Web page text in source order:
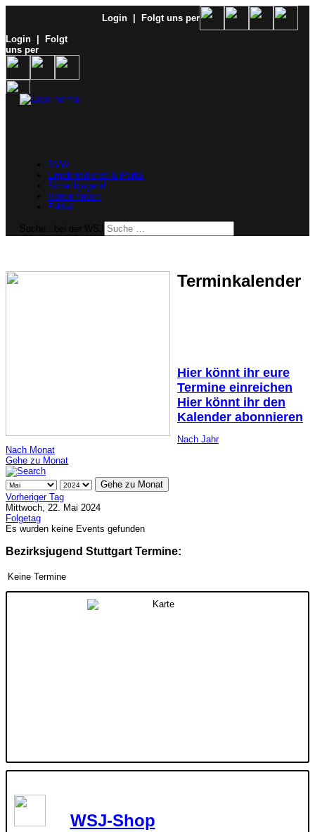
Login
| Folgt uns per
Login
| Folgt
uns per
SVW
Ergebnisdienst & Portal
Schachjugend
Verein finden
E-Mail
Terminkalender
Hier könnt ihr eure
Termine einreichen
Hier könnt ihr den
Kalender abonnieren
Nach Jahr
Nach Monat
Gehe zu Monat
Gehe zu Monat
Vorheriger Tag
Mittwoch, 22. Mai 2024
Folgetag
Es wurden keine Events gefunden
Bezirksjugend Stuttgart Termine:
Keine Termine
WSJ-Shop